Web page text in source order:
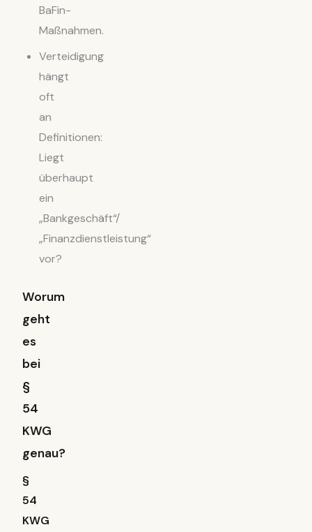
BaFin-
Maßnahmen.
Verteidigung
hängt
oft
an
Definitionen:
Liegt
überhaupt
ein
„Bankgeschäft“/
„Finanzdienstleistung“
vor?
Worum
geht
es
bei
§
54
KWG
genau?
§
54
KWG